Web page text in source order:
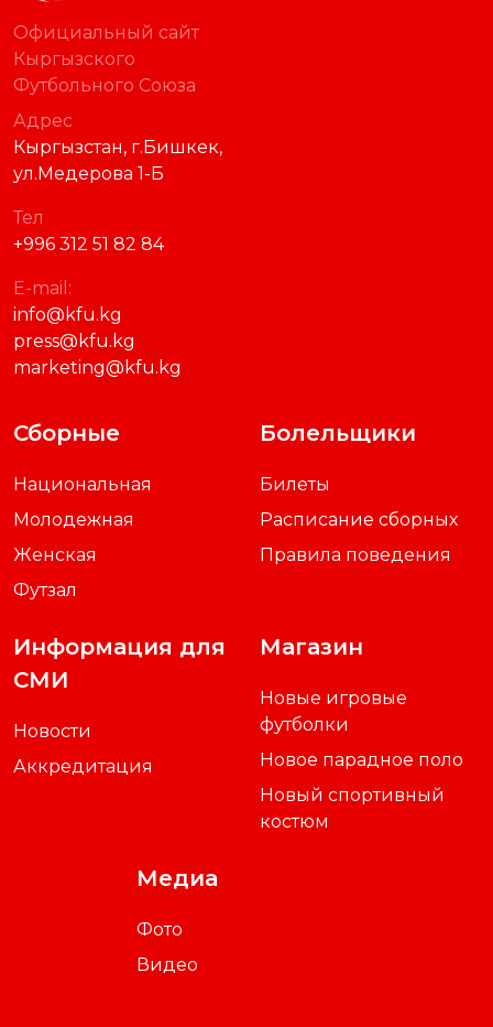
Официальный сайт
Кыргызского
Футбольного Союза
Адрес
Кыргызстан, г.Бишкек,
ул.Медерова 1-Б
Тел
+996 312 51 82 84
E-mail:
info@kfu.kg
press@kfu.kg
marketing@kfu.kg
Сборные
Национальная
Молодежная
Женская
Футзал
Болельщики
Билеты
Расписание сборных
Правила поведения
Информация для
СМИ
Новости
Аккредитация
Магазин
Новые игровые
футболки
Новое парадное поло
Новый спортивный
костюм
Медиа
Фото
Видео